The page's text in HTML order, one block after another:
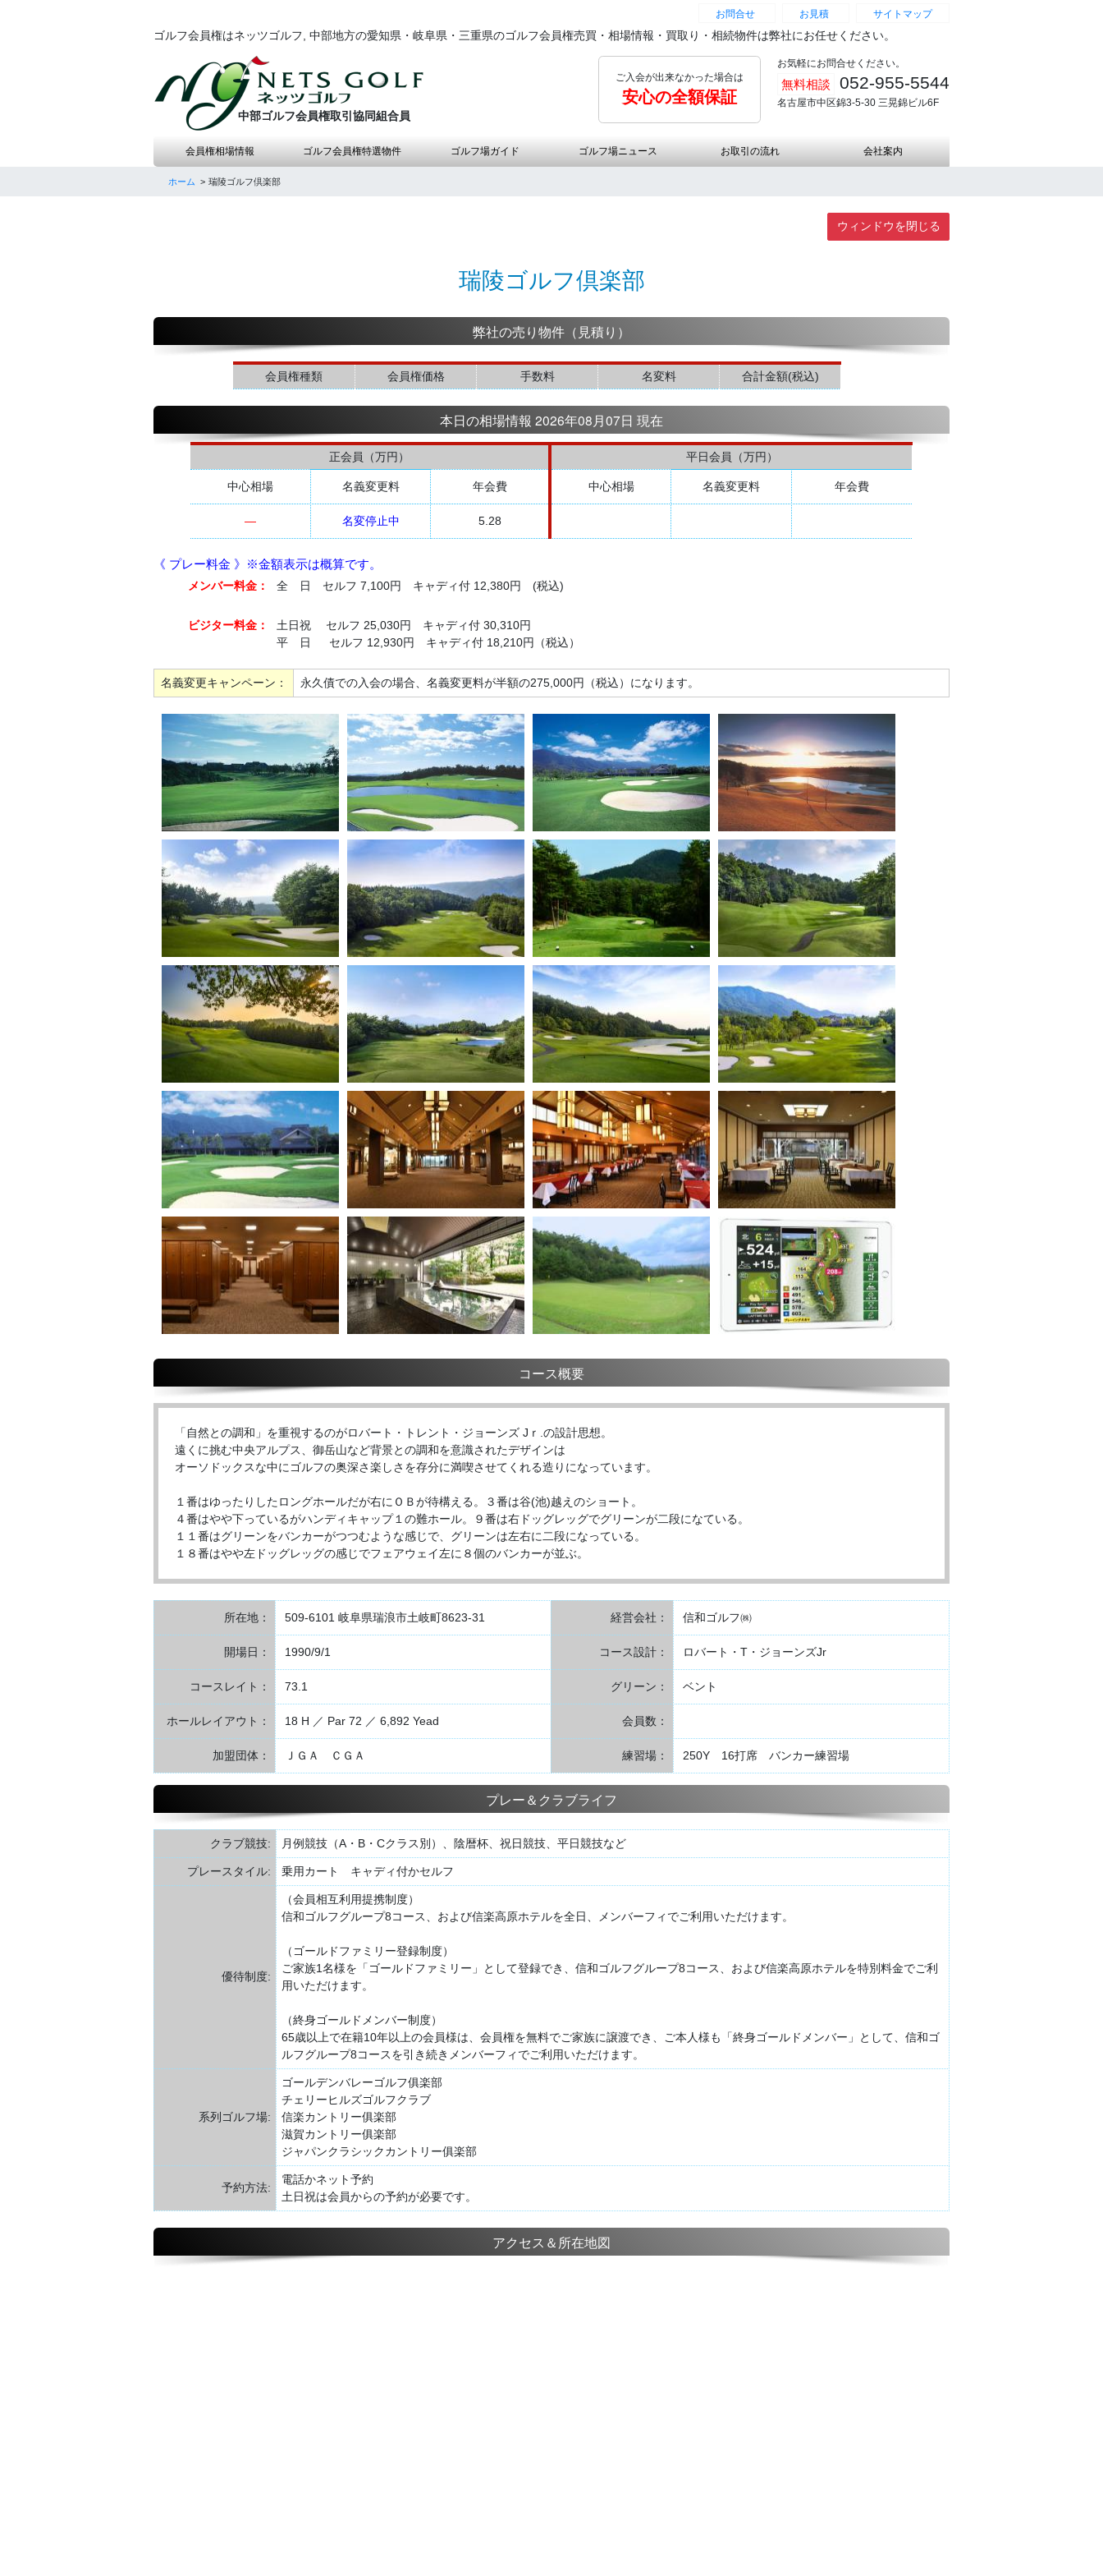
お問合せ お見積 サイトマップ
ゴルフ会員権はネッツゴルフ, 中部地方の愛知県・岐阜県・三重県のゴルフ会員権売買・相場情報・買取り・相続物件は弊社にお任せください。
中部ゴルフ会員権取引協同組合員
ご入会が出来なかった場合は
安心の全額保証
お気軽にお問合せください。
無料相談 052-955-5544
名古屋市中区錦3-5-30 三晃錦ビル6F
会員権相場情報 ゴルフ会員権特選物件 ゴルフ場ガイド ゴルフ場ニュース お取引の流れ 会社案内
ホーム 瑞陵ゴルフ倶楽部
ウィンドウを閉じる
瑞陵ゴルフ倶楽部
弊社の売り物件（見積り）
会員権種類 会員権価格 手数料 名変料 合計金額(税込)
本日の相場情報 2026年08月07日 現在
正会員（万円） 平日会員（万円）
中心相場 名義変更料 年会費 中心相場 名義変更料 年会費
― 名変停止中 5.28
《 プレー料金 》※金額表示は概算です。
メンバー料金： 全 日 セルフ 7,100円 キャディ付 12,380円 (税込)
ビジター料金：
土日祝 セルフ 25,030円 キャディ付 30,310円
平 日 セルフ 12,930円 キャディ付 18,210円（税込）
名義変更キャンペーン： 永久債での入会の場合、名義変更料が半額の275,000円（税込）になります。
コース概要
「自然との調和」を重視するのがロバート・トレント・ジョーンズ Jｒ.の設計思想。
遠くに挑む中央アルプス、御岳山など背景との調和を意識されたデザインは
オーソドックスな中にゴルフの奥深さ楽しさを存分に満喫させてくれる造りになっています。
１番はゆったりしたロングホールだが右にＯＢが待構える。３番は谷(池)越えのショート。
４番はやや下っているがハンディキャップ１の難ホール。９番は右ドッグレッグでグリーンが二段になている。
１１番はグリーンをバンカーがつつむような感じで、グリーンは左右に二段になっている。
１８番はやや左ドッグレッグの感じでフェアウェイ左に８個のバンカーが並ぶ。
所在地： 509-6101 岐阜県瑞浪市土岐町8623-31 経営会社： 信和ゴルフ㈱
開場日： 1990/9/1 コース設計： ロバート・T・ジョーンズJr
コースレイト： 73.1 グリーン： ベント
ホールレイアウト： 18 H ／ Par 72 ／ 6,892 Yead 会員数：
加盟団体： ＪＧＡ ＣＧＡ 練習場： 250Y 16打席 バンカー練習場
プレー＆クラブライフ
クラブ競技: 月例競技（A・B・Cクラス別）、陰暦杯、祝日競技、平日競技など
プレースタイル: 乗用カート キャディ付かセルフ
優待制度:
（会員相互利用提携制度）
信和ゴルフグループ8コース、および信楽高原ホテルを全日、メンバーフィでご利用いただけます。
（ゴールドファミリー登録制度）
ご家族1名様を「ゴールドファミリー」として登録でき、信和ゴルフグループ8コース、および信楽高原ホテルを特別料金でご利
用いただけます。
（終身ゴールドメンバー制度）
65歳以上で在籍10年以上の会員様は、会員権を無料でご家族に譲渡でき、ご本人様も「終身ゴールドメンバー」として、信和ゴ
ルフグループ8コースを引き続きメンバーフィでご利用いただけます。
系列ゴルフ場:
ゴールデンバレーゴルフ俱楽部
チェリーヒルズゴルフクラブ
信楽カントリー俱楽部
滋賀カントリー俱楽部
ジャパンクラシックカントリー俱楽部
予約方法:
電話かネット予約
土日祝は会員からの予約が必要です。
アクセス＆所在地図